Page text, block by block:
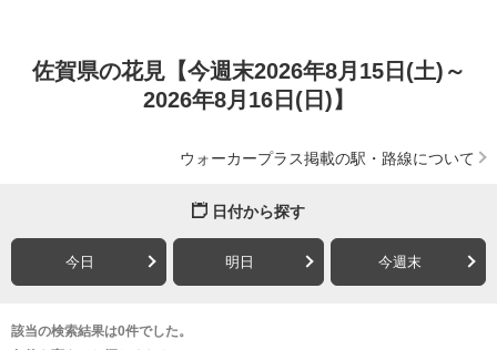
佐賀県の花見【今週末2026年8月15日(土)～
2026年8月16日(日)】
ウォーカープラス掲載の駅・路線について
日付から探す
今日 明日 今週末
該当の検索結果は0件でした。